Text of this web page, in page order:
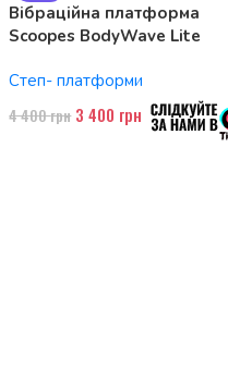
Вібраційна платформа
Scoopes BodyWave Lite
Степ- платформи
4 400грн 3 400 грн